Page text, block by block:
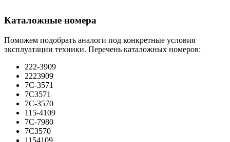
Каталожные номера
Поможем подобрать аналоги под конкретные условия
эксплуатации техники. Перечень каталожных номеров:
222-3909
2223909
7C-3571
7C3571
7C-3570
115-4109
7C-7980
7C3570
1154109